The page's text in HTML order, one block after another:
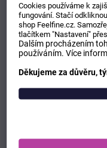
Cookies používáme k
fungování. Stačí
shop Feelfine.cz.
tlačítkem "Nastavení"
Dalším procházením
používáním.Více
Děkujeme za důvěru,
Naneste malé
Rovnoměrně
vmasírujte, dokud
Používejte
a výživu.
Výhody